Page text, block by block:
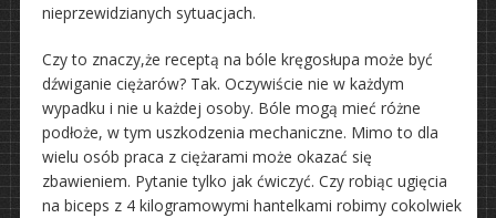
nieprzewidzianych sytuacjach.
Czy to znaczy,że receptą na bóle kręgosłupa może być
dźwiganie ciężarów? Tak. Oczywiście nie w każdym
wypadku i nie u każdej osoby. Bóle mogą mieć różne
podłoże, w tym uszkodzenia mechaniczne. Mimo to dla
wielu osób praca z ciężarami może okazać się
zbawieniem. Pytanie tylko jak ćwiczyć. Czy robiąc ugięcia
na biceps z 4 kilogramowymi hantelkami robimy cokolwiek